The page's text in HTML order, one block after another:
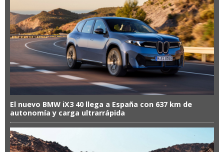
El nuevo BMW iX3 40 llega a España con 637 km de
autonomía y carga ultrarrápida